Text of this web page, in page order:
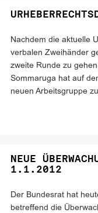
Nachdem die aktuelle
verbalen Zweihänder
zweite Runde zu
Sommaruga hat auf
neuen Arbeitsgruppe
NEUE
1.1.2012
Der Bundesrat hat
betreffend die